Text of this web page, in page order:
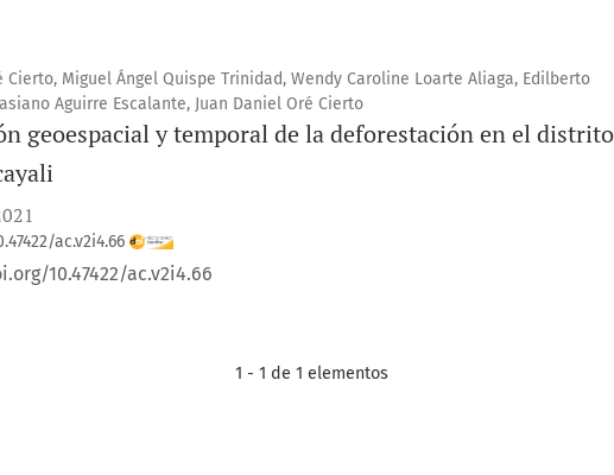
Cierto, Miguel Ángel Quispe Trinidad, Wendy Caroline Loarte Aliaga, Edilberto
Aguirre Escalante, Juan Daniel Oré Cierto
geoespacial y temporal de la deforestación en el
ac.v2i4.66
10.47422/ac.v2i4.66
1 - 1 de 1 elementos